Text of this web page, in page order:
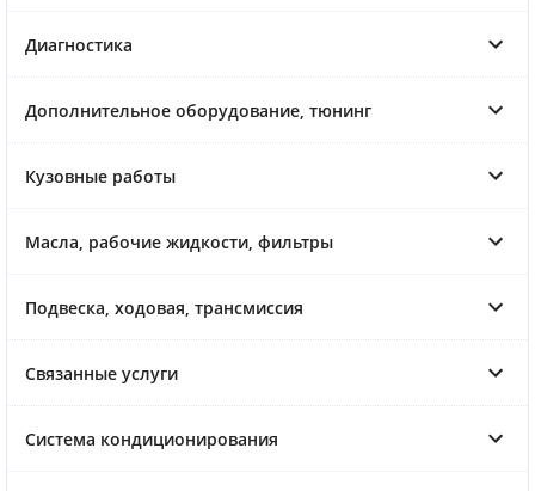
Диагностика
Дополнительное оборудование, тюнинг
Кузовные работы
Масла, рабочие жидкости, фильтры
Подвеска, ходовая, трансмиссия
Связанные услуги
Система кондиционирования